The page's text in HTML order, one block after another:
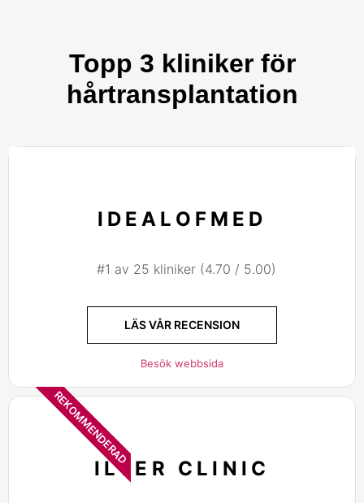
Topp 3 kliniker för
hårtransplantation
IDEALOFMED
#1 av 25 kliniker (4.70 / 5.00)
LÄS VÅR RECENSION
Besök webbsida
REKOMMENDERAD
ILTER CLINIC